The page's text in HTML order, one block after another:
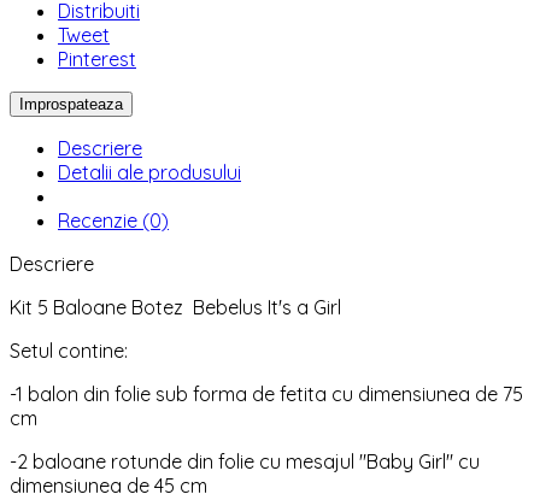
Distribuiti
Tweet
Pinterest
Descriere
Detalii ale produsului
Recenzie (0)
Descriere
Kit 5 Baloane Botez Bebelus It's a Girl
Setul contine:
-1 balon din folie sub forma de fetita cu dimensiunea de 75
cm
-2 baloane rotunde din folie cu mesajul "Baby Girl" cu
dimensiunea de 45 cm